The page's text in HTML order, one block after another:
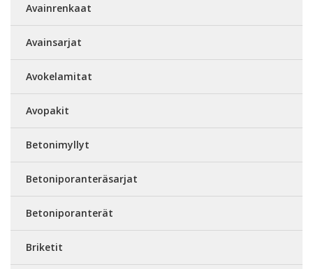
Avainrenkaat
Avainsarjat
Avokelamitat
Avopakit
Betonimyllyt
Betoniporanteräsarjat
Betoniporanterät
Briketit